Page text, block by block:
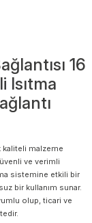
16
Isıtma
kaliteli malzeme
ve verimli
sistemine etkili bir
bir kullanım sunar.
olup, ticari ve